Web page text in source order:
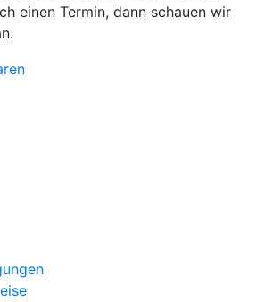
einen Termin, dann schauen wir